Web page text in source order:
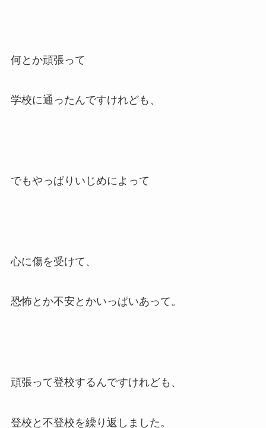
何とか頑張って
学校に通ったんですけれども、
でもやっぱりいじめによって
心に傷を受けて、
恐怖とか不安とかいっぱいあって。
頑張って登校するんですけれども、
登校と不登校を繰り返しました。